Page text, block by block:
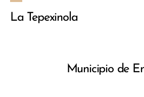
La Tepexinola
Municipio de